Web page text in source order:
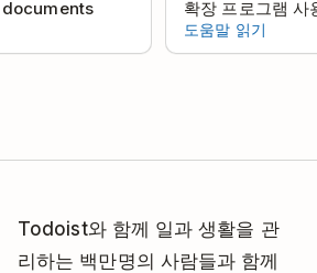
확장 프로그램 사
도움말 읽기
Todoist와 함께 일과 생활을 관
리하는 백만명의 사람들과 함께